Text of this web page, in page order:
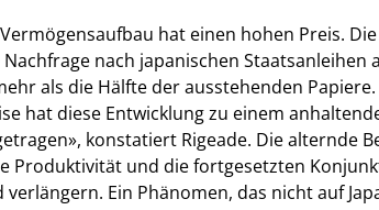
hat einen hohen Preis.
nach japanischen Staatsanleihen
als die Hälfte der ausstehenden
hat diese Entwicklung zu einem
konstatiert Rigeade. Die alternde
Produktivität und die fortgesetzten
verlängern. Ein Phänomen, das nicht auf